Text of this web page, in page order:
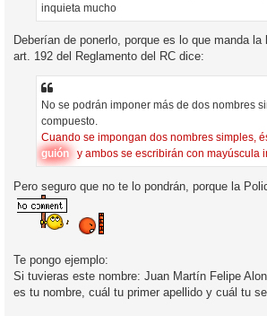
inquieta mucho
Deberían de ponerlo, porque es lo que manda la
art. 192 del Reglamento del RC dice:
No se podrán imponer más de dos nombres
compuesto.
Cuando se impongan dos nombres simples,
guión
y ambos se escribirán con mayúscula
Pero seguro que no te lo pondrán, porque la
Te pongo ejemplo:
Si tuvieras este nombre: Juan Martín Felipe
es tu nombre, cuál tu primer apellido y cuál tu